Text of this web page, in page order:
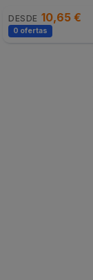
DESDE 10,65 €
0 ofertas